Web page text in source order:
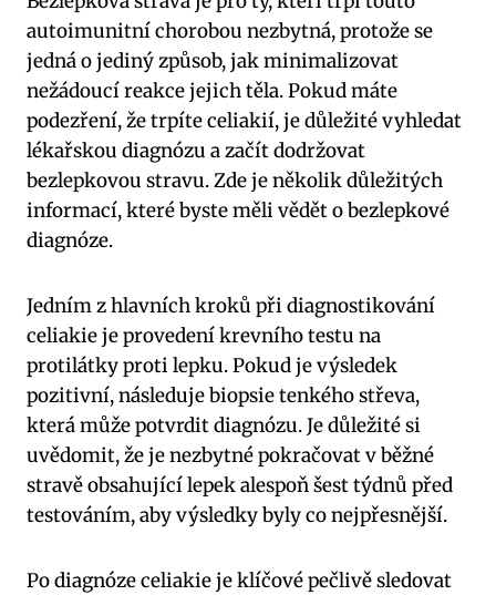
autoimunitní‌ chorobou nezbytná, protože se
jedná o ‌jediný způsob, jak​ minimalizovat ​
nežádoucí⁣ reakce jejich těla. Pokud máte
podezření, že ​trpíte celiakií, je​ důležité vyhledat
lékařskou diagnózu a začít dodržovat‌
bezlepkovou stravu. Zde je několik⁢ důležitých
informací,⁤ které byste měli vědět o bezlepkové
diagnóze.
Jedním z hlavních kroků při diagnostikování
celiakie⁤ je provedení krevního testu na
protilátky proti lepku. Pokud je výsledek
pozitivní, následuje biopsie⁢ tenkého střeva,
která může potvrdit diagnózu. Je⁢ důležité si
uvědomit, ‍že je nezbytné pokračovat v‍ běžné
stravě obsahující lepek‌ alespoň šest‌ týdnů ‍před
testováním, aby výsledky byly co nejpřesnější.
Po diagnóze celiakie je klíčové pečlivě ‍sledovat